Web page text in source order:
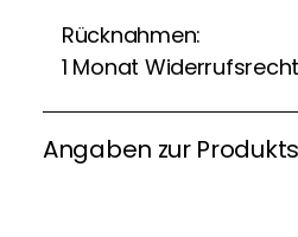
Rücknahmen:
1 Monat
Angaben zur